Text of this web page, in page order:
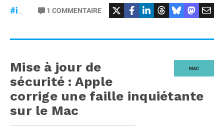
#iPhoneUltra #RAM
1 COMMENTAIRE
MAC
Mise à jour de
sécurité : Apple
corrige une faille inquiétante
sur le Mac